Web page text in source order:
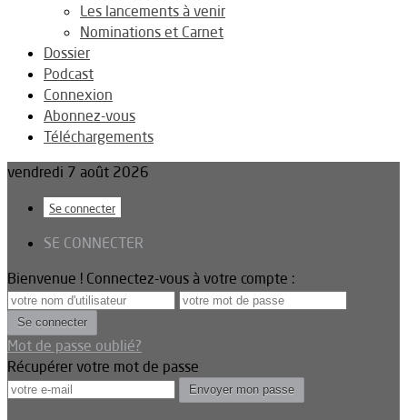
Les lancements à venir
Nominations et Carnet
Dossier
Podcast
Connexion
Abonnez-vous
Téléchargements
vendredi 7 août 2026
Se connecter
SE CONNECTER
Bienvenue ! Connectez-vous à votre compte :
Mot de passe oublié?
Récupérer votre mot de passe